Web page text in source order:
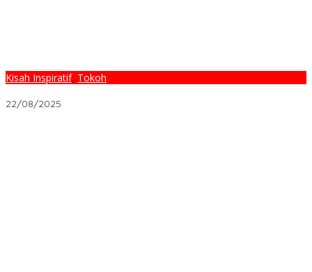
Kisah Inspiratif, Tokoh
22/08/2025